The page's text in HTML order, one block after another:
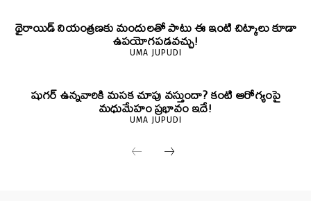
థైరాయిడ్ నియంత్రణకు మందులతో పాటు ఈ ఇంటి చిట్కాలు కూడా
ఉపయోగపడవచ్చు!
UMA JUPUDI
షుగర్ ఉన్నవారికి మసక చూపు వస్తుందా? కంటి ఆరోగ్యంపై
మధుమేహం ప్రభావం ఇదే!
UMA JUPUDI